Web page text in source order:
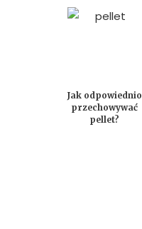
Jak odpowiednio
przechowywać
pellet?